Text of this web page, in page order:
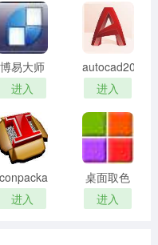
。再次点击，恢复原
线识别方式。
识别软件。
号等。
。
博易大师
资管版
进入
autocad2002
迷你版
进入
中文补丁
进入
桌面取色
工具
colorpix
进入